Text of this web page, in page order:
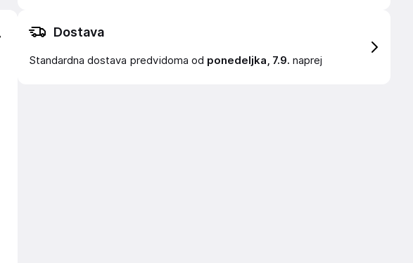
Dostava
Standardna dostava predvidoma od ponedeljka, 7.9. naprej